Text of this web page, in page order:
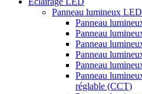
Panneau lumineux LED
Panneau
Panneau
Panneau
Panneau
Panneau
Panneau
réglable (CCT)